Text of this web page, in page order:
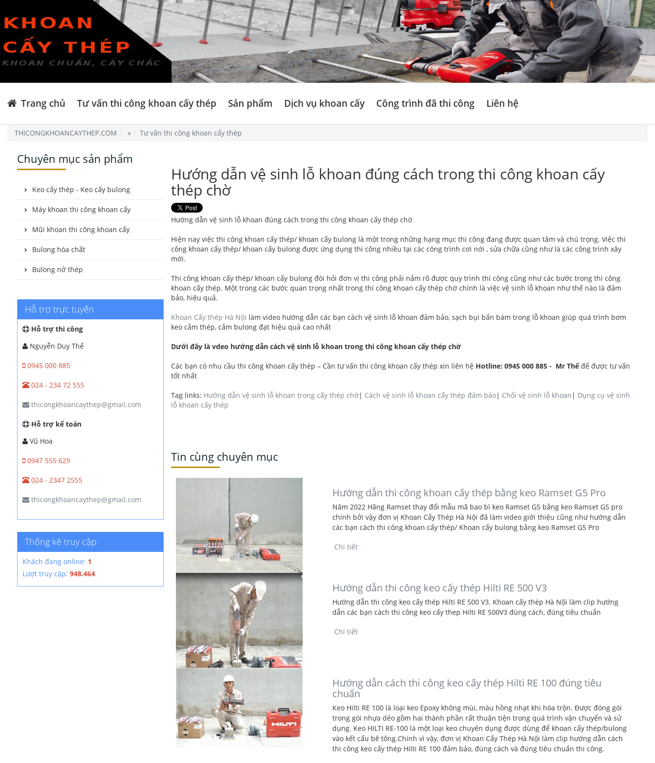
Trang chủ Tư vấn thi công khoan cấy thép Sản phẩm Dịch vụ khoan cấy Công trình đã thi công Liên hệ
THICONGKHOANCAYTHEP.COM » Tư vấn thi công khoan cấy thép
Hướng dẫn vệ sinh lỗ khoan đúng cách trong thi công khoan cấy
thép chờ
Hướng dẫn vệ sinh lỗ khoan đúng cách trong thi công khoan cấy thép chờ
Hiện nay việc thi công khoan cấy thép/ khoan cấy bulong là một trong những hạng mục thi công đang được quan tâm và chú trọng. Việc thi
công khoan cấy thép/ khoan cấy bulong được ứng dụng thi công nhiều tại các công trình cơi nới , sửa chữa cũng như là các công trình xây
mới.
Thi công khoan cấy thép/ khoan cấy bulong đòi hỏi đơn vị thi công phải nắm rõ được quy trình thi công cũng như các bước trong thi công
khoan cấy thép. Một trong các bước quan trọng nhất trong thi công khoan cấy thép chờ chính là việc vệ sinh lỗ khoan như thế nào là đảm
bảo, hiệu quả.
Khoan Cấy thép Hà Nội làm video hướng dẫn các bạn cách vệ sinh lỗ khoan đảm bảo, sạch bụi bẩn bám trong lỗ khoan giúp quá trình bơm
keo cắm thép, cắm bulong đạt hiệu quả cao nhất
Dưới đây là vdeo hướng dẫn cách vệ sinh lỗ khoan trong thi công khoan cấy thép chờ
Các bạn có nhu cầu thi công khoan cấy thép – Cần tư vấn thi công khoan cấy thép xin liên hệ Hotline: 0945 000 885 - Mr Thể để được tư vấn
tốt nhất
Tag links: Hướng dẫn vệ sinh lỗ khoan trong cấy thép chờ| Cách vệ sinh lỗ khoan cấy thép đảm bảo| Chổi vệ sinh lỗ khoan | Dụng cụ vệ sinh
lỗ khoan cấy thép
Tin cùng chuyên mục
Hướng dẫn thi công khoan cấy thép bằng keo Ramset G5 Pro
Năm 2022 Hãng Ramset thay đổi mẫu mã bao bì keo Ramset G5 bằng keo Ramset G5 pro
chính bởi vậy đơn vị Khoan Cấy Thép Hà Nội đã làm video giới thiệu cũng như hướng dẫn
các bạn cách thi công khoan cấy thép/ Khoan cấy bulong bằng keo Ramset G5 Pro
Chi tiết
Hướng dẫn thi công keo cấy thép Hilti RE 500 V3
Hướng dẫn thi công keo cấy thép Hilti RE 500 V3. Khoan cấy thép Hà Nội làm clip hướng
dẫn các bạn cách thi công keo cấy thep Hilti RE 500V3 đúng cách, đúng tiêu chuẩn
Chi tiết
Hướng dẫn cách thi công keo cấy thép Hilti RE 100 đúng tiêu
chuẩn
Keo Hilti RE 100 là loại keo Epoxy không mùi, màu hồng nhạt khi hòa trộn. Được đóng gói
trong gói nhựa dẻo gồm hai thành phần rất thuận tiện trong quá trình vận chuyển và sử
dụng. Keo HILTI RE-100 là một loại keo chuyên dụng được dùng để khoan cấy thép/bulong
vào kết cấu bê tông.Chính vì vậy, đơn vị Khoan Cấy Thép Hà Nội làm clip hướng dẫn cách
thi công keo cấy thép Hilti RE 100 đảm bảo, đúng cách và đúng tiêu chuẩn thi công.
Chuyên mục sản phẩm
Keo cấy thép - Keo cấy bulong
Máy khoan thi công khoan cấy
Mũi khoan thi công khoan cấy
Bulong hóa chất
Bulong nở thép
Hỗ trợ trực tuyến
Hỗ trợ thi công
Nguyễn Duy Thể
0945 000 885
024 - 234 72 555
thicongkhoancaythep@gmail.com
Hỗ trợ kế toán
Vũ Hoa
0947 555 629
024 - 2347 2555
thicongkhoancaythep@gmail.com
Thống kê truy cập
Khách đang online: 1
Lượt truy cập:948.464